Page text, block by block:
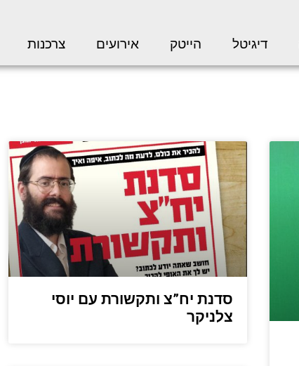
דיגיטל הייטק אירועים צרכנות
סדנת יח”צ ותקשורת עם יוסי
צלניקר